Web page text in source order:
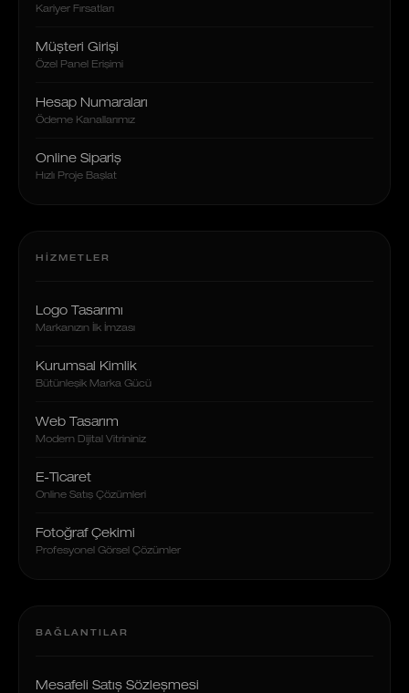
Kariyer Fırsatları
Müşteri Girişi
Özel Panel Erişimi
Hesap Numaraları
Ödeme Kanallarımız
Online Sipariş
Hızlı Proje Başlat
HIZMETLER
Logo Tasarımı
Markanızın İlk İmzası
Kurumsal Kimlik
Bütünleşik Marka Gücü
Web Tasarım
Modern Dijital Vitrininiz
E-Ticaret
Online Satış Çözümleri
Fotoğraf Çekimi
Profesyonel Görsel Çözümler
BAĞLANTILAR
Mesafeli Satış Sözleşmesi